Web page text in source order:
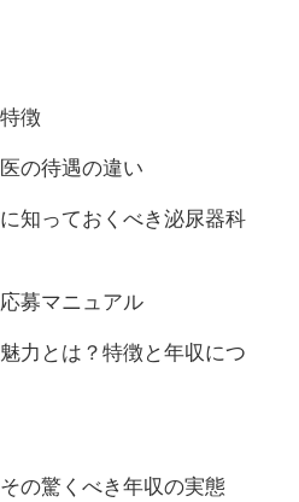
徴
の待遇の違い
知っておくべき泌尿器科
募マニュアル
力とは？特徴と年収につ
の驚くべき年収の実態